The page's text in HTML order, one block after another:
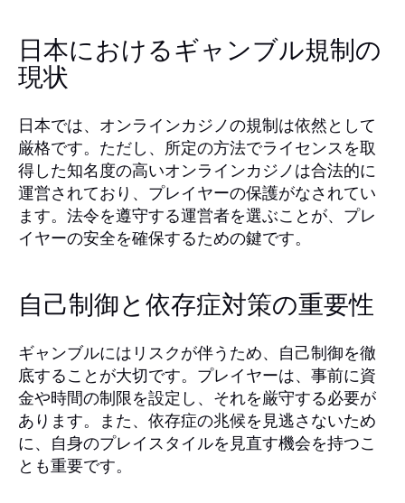
日本におけるギャンブル規制の
現状
日本では、オンラインカジノの規制は依然として
厳格です。ただし、所定の方法でライセンスを取
得した知名度の高いオンラインカジノは合法的に
運営されており、プレイヤーの保護がなされてい
ます。法令を遵守する運営者を選ぶことが、プレ
イヤーの安全を確保するための鍵です。
自己制御と依存症対策の重要性
ギャンブルにはリスクが伴うため、自己制御を徹
底することが大切です。プレイヤーは、事前に資
金や時間の制限を設定し、それを厳守する必要が
あります。また、依存症の兆候を見逃さないため
に、自身のプレイスタイルを見直す機会を持つこ
とも重要です。